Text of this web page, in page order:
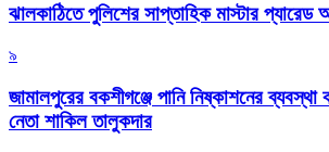
‎ঝালকাঠিতে পুলিশের সাপ্তাহিক মাস্টার প্যারেড
৯
জামালপুরের বকশীগঞ্জে পানি নিষ্কাশনের ব্যবস্থা
নেতা শাকিল তালুকদার